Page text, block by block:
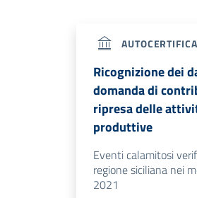
Ricognizione dei
domanda di
ripresa delle
produttive
Eventi calamitosi
regione siciliana nei
2021